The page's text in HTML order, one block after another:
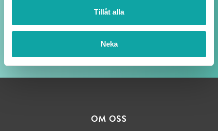
Tillåt alla
Neka
kvällar och helger, fast med längre svarstid.
LOJALITETSBONUS
Upp till 20% rabatt för medlemmar
OM OSS